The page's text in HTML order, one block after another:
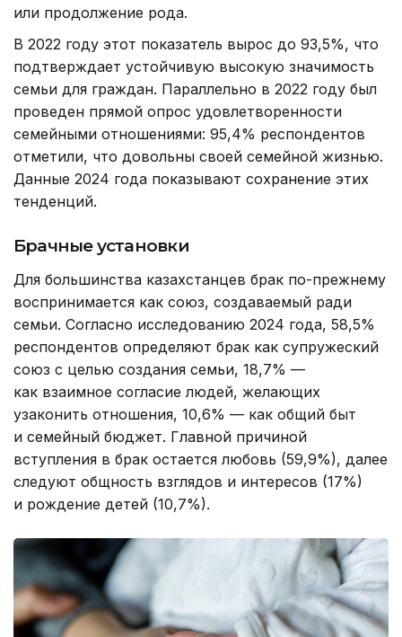
или продолжение рода.
В 2022 году этот показатель вырос до 93,5%, что
подтверждает устойчивую высокую значимость
семьи для граждан. Параллельно в 2022 году был
проведен прямой опрос удовлетворенности
семейными отношениями: 95,4% респондентов
отметили, что довольны своей семейной жизнью.
Данные 2024 года показывают сохранение этих
тенденций.
Брачные установки
Для большинства казахстанцев брак по-прежнему
воспринимается как союз, создаваемый ради
семьи. Согласно исследованию 2024 года, 58,5%
респондентов определяют брак как супружеский
союз с целью создания семьи, 18,7% —
как взаимное согласие людей, желающих
узаконить отношения, 10,6% — как общий быт
и семейный бюджет. Главной причиной
вступления в брак остается любовь (59,9%), далее
следуют общность взглядов и интересов (17%)
и рождение детей (10,7%).